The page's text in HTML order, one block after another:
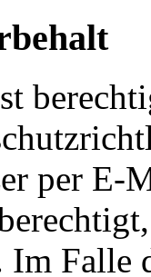
per E-
Im Falle